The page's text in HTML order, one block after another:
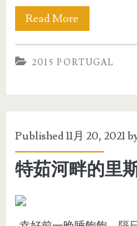
Read More
2015 PORTUGAL
Published 11月 20, 2021
特茹河畔的里